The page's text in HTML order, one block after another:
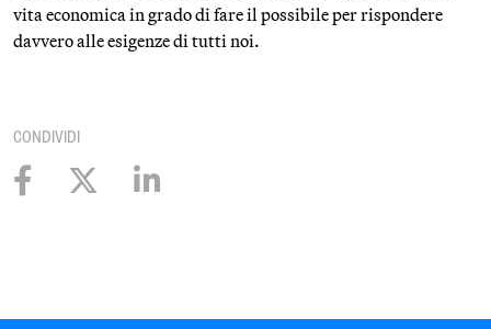
vita economica in grado di fare il possibile per rispondere
davvero alle esigenze di tutti noi.
CONDIVIDI